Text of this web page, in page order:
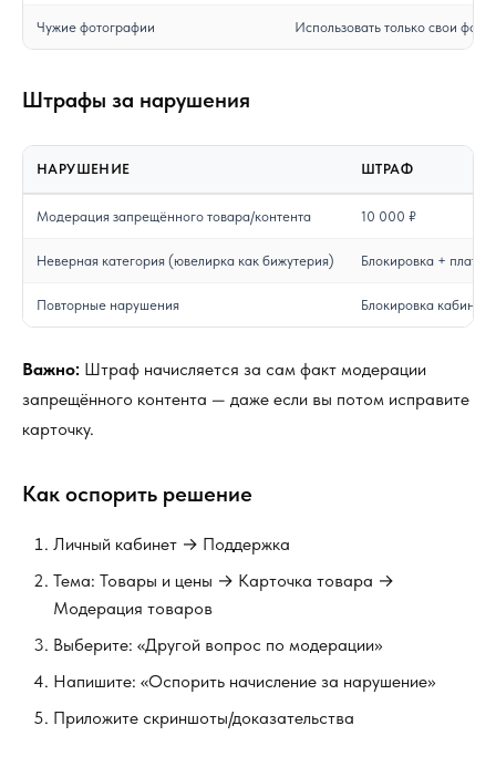
Чужие фотографии Использовать только свои фото
Штрафы за нарушения
НАРУШЕНИЕ ШТРАФ
Модерация запрещённого товара/контента 10 000 ₽
Неверная категория (ювелирка как бижутерия) Блокировка + плата
Повторные нарушения Блокировка кабинета
Важно: Штраф начисляется за сам факт модерации
запрещённого контента — даже если вы потом исправите
карточку.
Как оспорить решение
Личный кабинет → Поддержка
Тема: Товары и цены → Карточка товара →
Модерация товаров
Выберите: «Другой вопрос по модерации»
Напишите: «Оспорить начисление за нарушение»
Приложите скриншоты/доказательства